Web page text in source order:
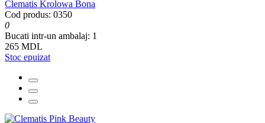
Clematis Krolowa Bona
Cod produs: 0350
0
Bucati intr-un ambalaj: 1
265 MDL
Stoc epuizat